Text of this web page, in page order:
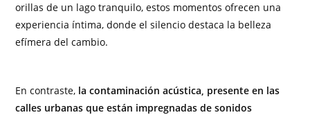
orillas de un lago tranquilo, estos momentos ofrecen una
experiencia íntima, donde el silencio destaca la belleza
efímera del cambio.
En contraste, la contaminación acústica, presente en las
calles urbanas que están impregnadas de sonidos